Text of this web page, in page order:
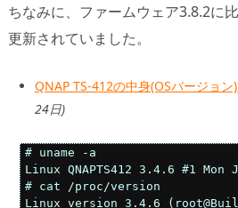
ちなみに、ファームウェア3.8.2に
更新されていました。
QNAP TS-412の中身(OSバージョ
24日)
# uname -a
Linux QNAPTS412 3.4.6 #1
# cat /proc/version